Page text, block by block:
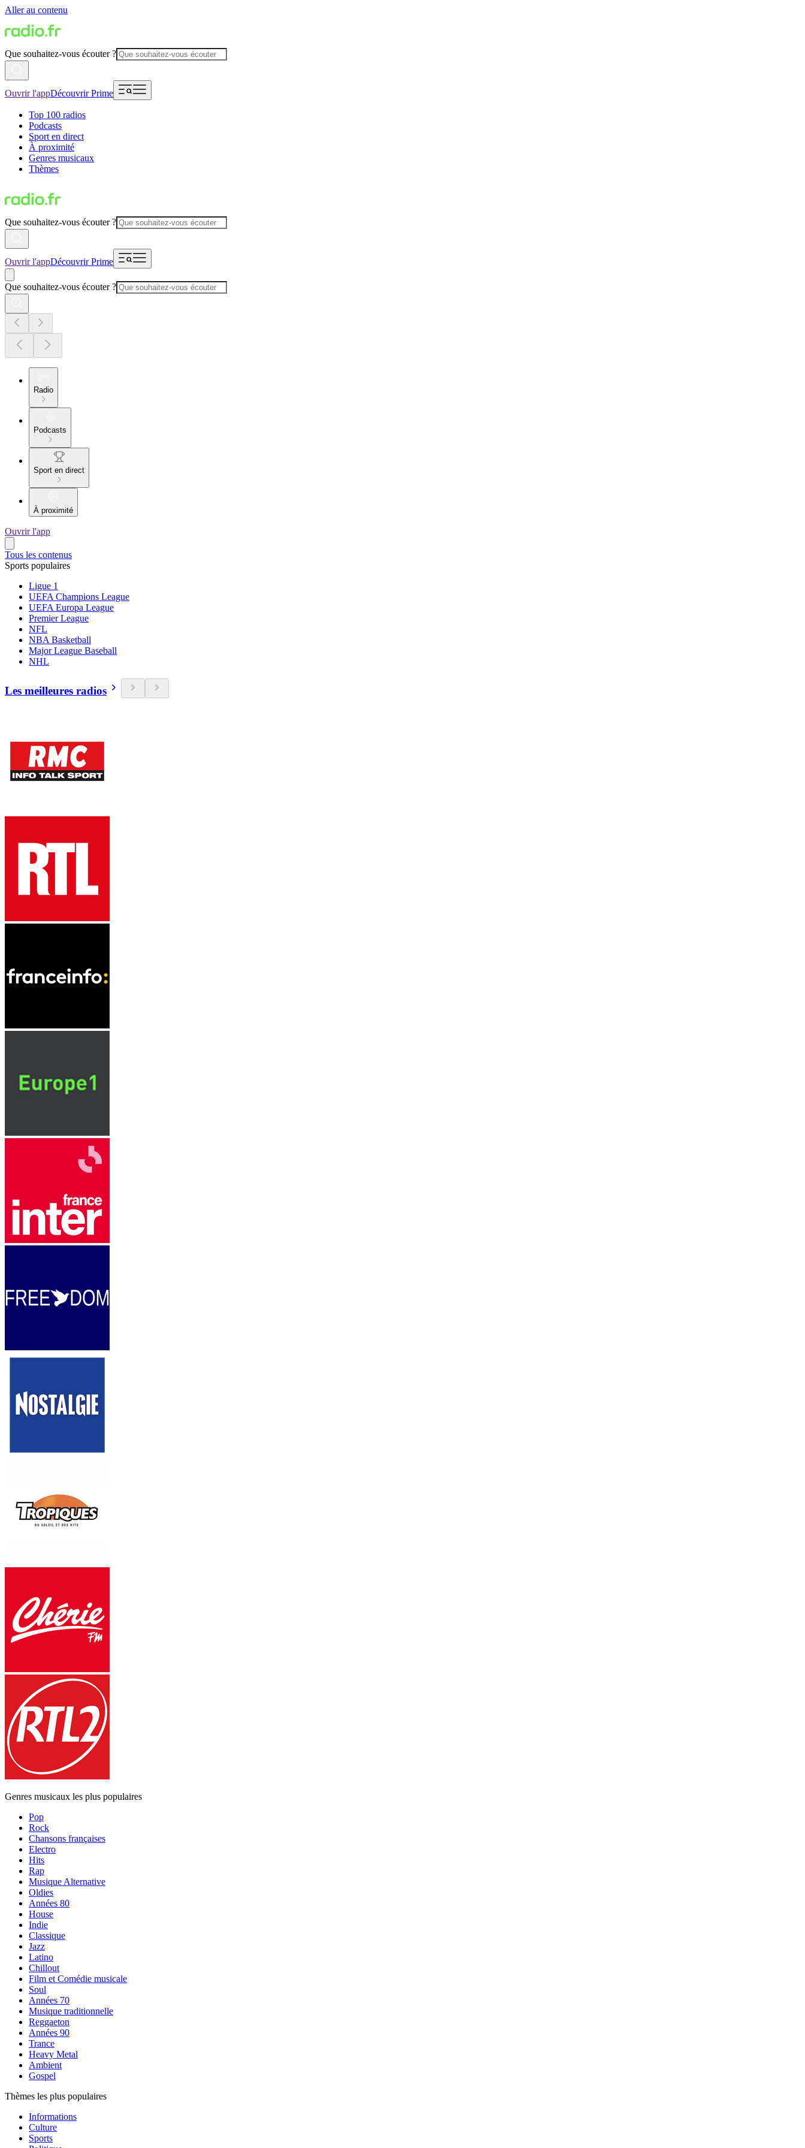
Aller au contenu
Que souhaitez-vous écouter ?
Ouvrir l'appDécouvrir Prime
Top 100 radios
Podcasts
Sport en direct
À proximité
Genres musicaux
Thèmes
Que souhaitez-vous écouter ?
Ouvrir l'appDécouvrir Prime
Que souhaitez-vous écouter ?
Radio
Podcasts
Sport en direct
À proximité
Ouvrir l'app
Tous les contenus
Sports populaires
Ligue 1
UEFA Champions League
UEFA Europa League
Premier League
NFL
NBA Basketball
Major League Baseball
NHL
Les meilleures radios
Genres musicaux les plus populaires
Pop
Rock
Chansons françaises
Electro
Hits
Rap
Musique Alternative
Oldies
Années 80
House
Indie
Classique
Jazz
Latino
Chillout
Film et Comédie musicale
Soul
Années 70
Musique traditionnelle
Reggaeton
Années 90
Trance
Heavy Metal
Ambient
Gospel
Thèmes les plus populaires
Informations
Culture
Sports